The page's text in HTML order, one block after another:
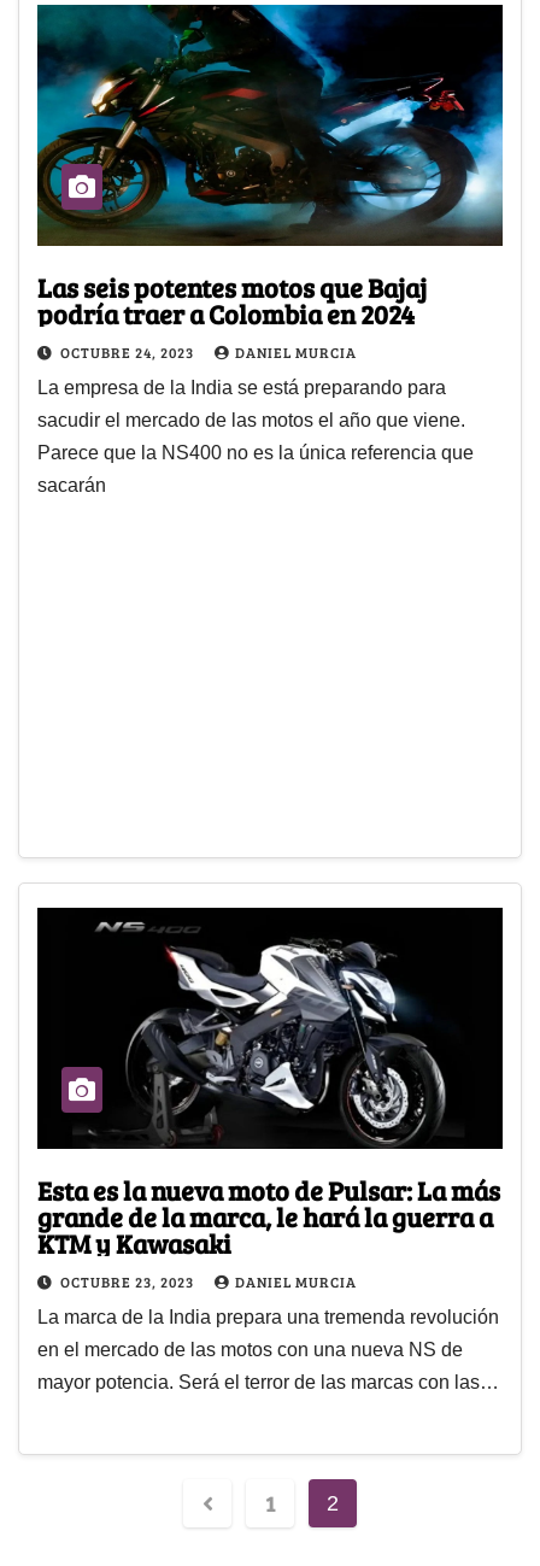
Las seis potentes motos que Bajaj
podría traer a Colombia en 2024
OCTUBRE 24, 2023 DANIEL MURCIA
La empresa de la India se está preparando para
sacudir el mercado de las motos el año que viene.
Parece que la NS400 no es la única referencia que
sacarán
Esta es la nueva moto de Pulsar: La más
grande de la marca, le hará la guerra a
KTM y Kawasaki
OCTUBRE 23, 2023 DANIEL MURCIA
La marca de la India prepara una tremenda revolución
en el mercado de las motos con una nueva NS de
mayor potencia. Será el terror de las marcas con las…
1 2